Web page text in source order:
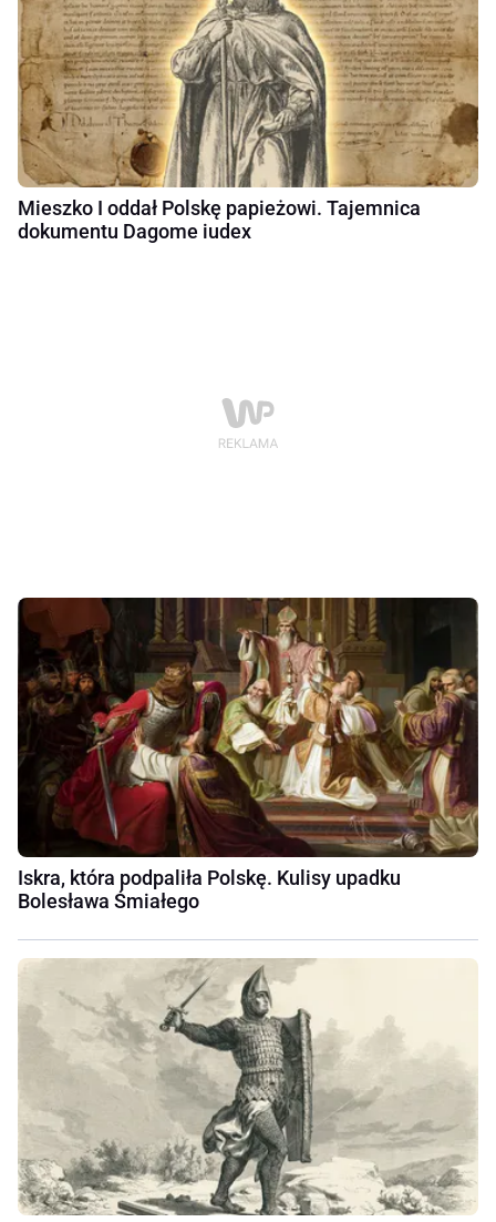
Mieszko I oddał Polskę papieżowi. Tajemnica
dokumentu Dagome iudex
Iskra, która podpaliła Polskę. Kulisy upadku
Bolesława Śmiałego